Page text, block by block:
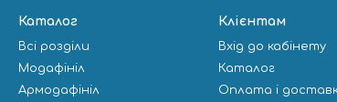
Каталог
Всі розділи
Модафініл
Армодафініл
Клієнтам
Вхід до кабінету
Каталог
Оплата і